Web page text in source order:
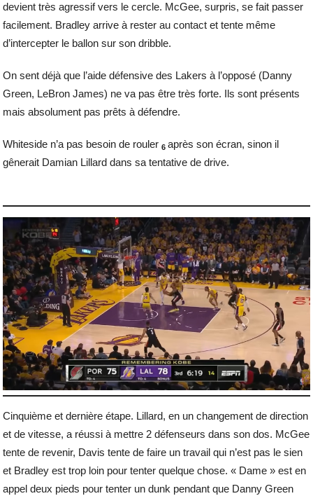
devient très agressif vers le cercle. McGee, surpris, se fait passer
facilement. Bradley arrive à rester au contact et tente même
d’intercepter le ballon sur son dribble.
On sent déjà que l’aide défensive des Lakers à l’opposé (Danny
Green, LeBron James) ne va pas être très forte. Ils sont présents
mais absolument pas prêts à défendre.
Whiteside n’a pas besoin de rouler6après son écran, sinon il
gênerait Damian Lillard dans sa tentative de drive.
Cinquième et dernière étape. Lillard, en un changement de direction
et de vitesse, a réussi à mettre 2 défenseurs dans son dos. McGee
tente de revenir, Davis tente de faire un travail qui n’est pas le sien
et Bradley est trop loin pour tenter quelque chose. « Dame » est en
appel deux pieds pour tenter un dunk pendant que Danny Green